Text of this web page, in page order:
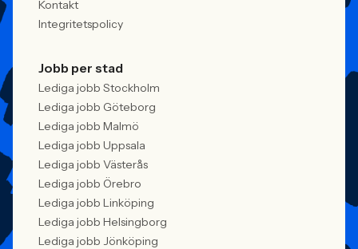
Kontakt
Integritetspolicy
Jobb per stad
Lediga jobb Stockholm
Lediga jobb Göteborg
Lediga jobb Malmö
Lediga jobb Uppsala
Lediga jobb Västerås
Lediga jobb Örebro
Lediga jobb Linköping
Lediga jobb Helsingborg
Lediga jobb Jönköping